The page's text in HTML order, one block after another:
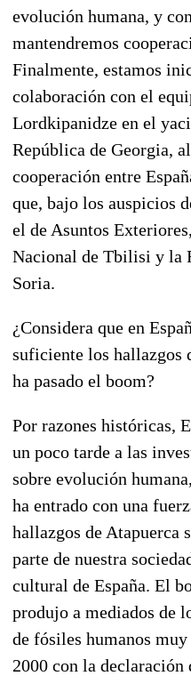
evolución humana, y
mantendremos
Finalmente, estamos
colaboración con el
Lordkipanidze en el
República de Georgia,
cooperación entre
que, bajo los auspicios
el de Asuntos
Nacional de Tbilisi y la
Soria.
¿Considera que en
suficiente los hallazgos
ha pasado el boom?
Por razones históricas,
un poco tarde a las
sobre evolución
ha entrado con una
hallazgos de Atapuerca
parte de nuestra
cultural de España. El
produjo a mediados de
de fósiles humanos
2000 con la